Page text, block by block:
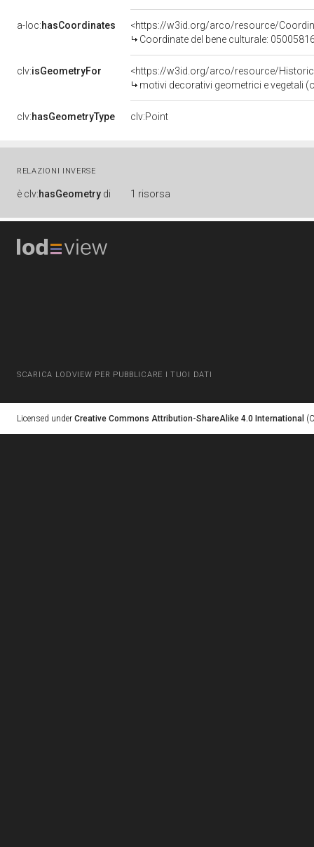
a-loc:hasCoordinates
<https://w3id.org/arco/resource/
Coordinate del bene culturale:
clv:isGeometryFor
<https://w3id.org/arco/resource/
motivi decorativi geometrici e vegetali
clv:hasGeometryType clv:Point
RELAZIONI INVERSE
è clv:hasGeometry di 1 risorsa
SCARICA LODVIEW PER PUBBLICARE I TUOI DATI
Licensed under Creative Commons Attribution-ShareAlike 4.0 International